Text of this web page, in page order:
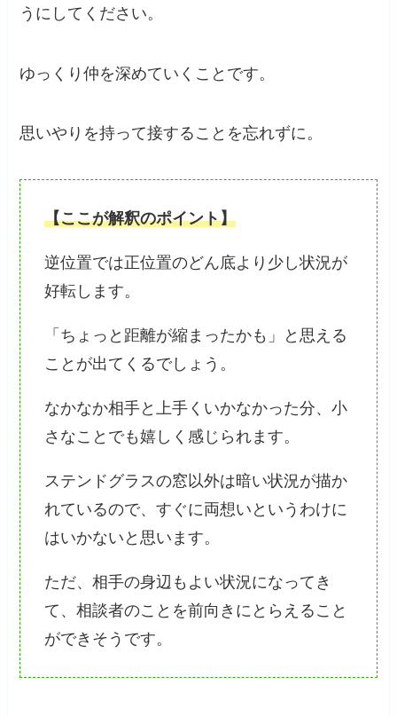
うにしてください。
ゆっくり仲を深めていくことです。
思いやりを持って接することを忘れずに。
【ここが解釈のポイント】
逆位置では正位置のどん底より少し状況が
好転します。
「ちょっと距離が縮まったかも」と思える
ことが出てくるでしょう。
なかなか相手と上手くいかなかった分、小
さなことでも嬉しく感じられます。
ステンドグラスの窓以外は暗い状況が描か
れているので、すぐに両想いというわけに
はいかないと思います。
ただ、相手の身辺もよい状況になってき
て、相談者のことを前向きにとらえること
ができそうです。